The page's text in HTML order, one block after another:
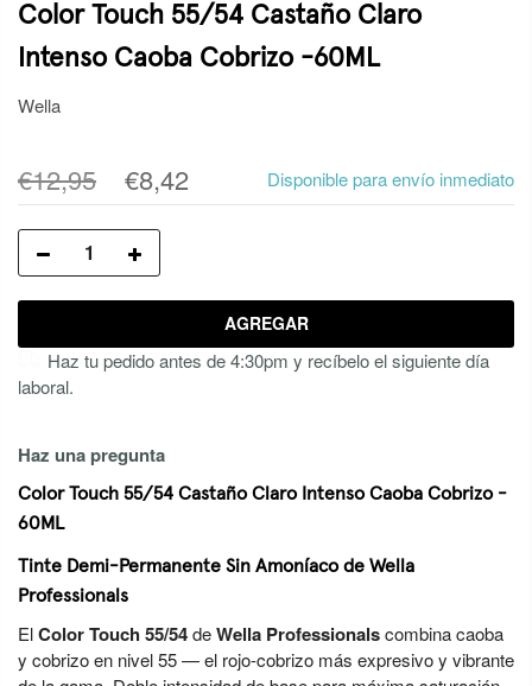
Color Touch 55/54 Castaño Claro
Intenso Caoba Cobrizo -60ML
Wella
€12,95 €8,42 Disponible para envío inmediato
AGREGAR
Haz tu pedido antes de 4:30pm y recíbelo el siguiente día
laboral.
Haz una pregunta
Color Touch 55/54 Castaño Claro Intenso Caoba Cobrizo -
60ML
Tinte Demi-Permanente Sin Amoníaco de Wella
Professionals
ElColor Touch 55/54deWella Professionalscombina caoba
y cobrizo en nivel 55 — el rojo-cobrizo más expresivo y vibrante